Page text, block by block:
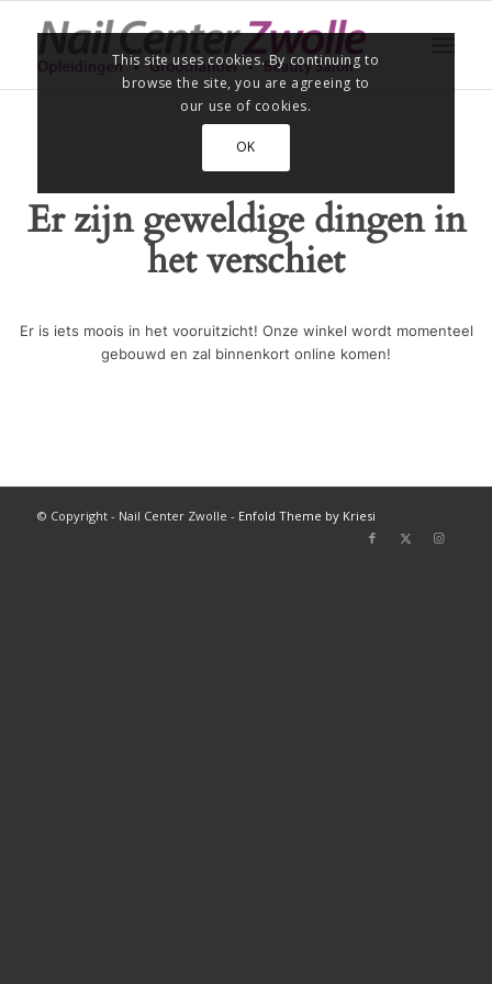
Er zijn geweldige dingen in
het verschiet
Er is iets moois in het vooruitzicht! Onze winkel wordt momenteel
gebouwd en zal binnenkort online komen!
© Copyright - Nail Center Zwolle - Enfold Theme by Kriesi
This site uses cookies. By continuing to
browse the site, you are agreeing to
our use of cookies.
OK